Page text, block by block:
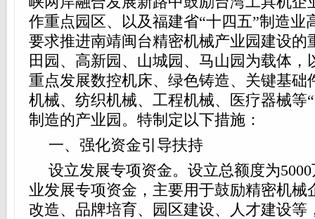
作重点园区、以及福建省“十四五”制造业
要求推进南靖闽台精密机械产业园建设的
田园、高新园、山城园、马山园为载体，
重点发展数控机床、绿色铸造、关键基础
机械、纺织机械、工程机械、医疗器械等
制造的产业园。特制定以下措施：
一、强化资金引导扶持
设立发展专项资金。设立总额度为
业发展专项资金，主要用于鼓励精密机械
改造、品牌培育、园区建设、人才建设等